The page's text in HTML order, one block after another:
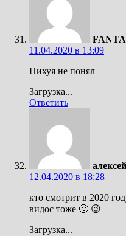
FANTA
11.04.2020 в 13:09
Нихуя не понял
Загрузка...
Ответить
12.04.2020 в 18:28
кто смотрит в 2020
видос тоже 🙂 😉
Загрузка...